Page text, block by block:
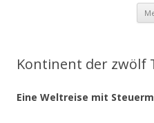
Kontinent der zwölf
Eine Weltreise mit